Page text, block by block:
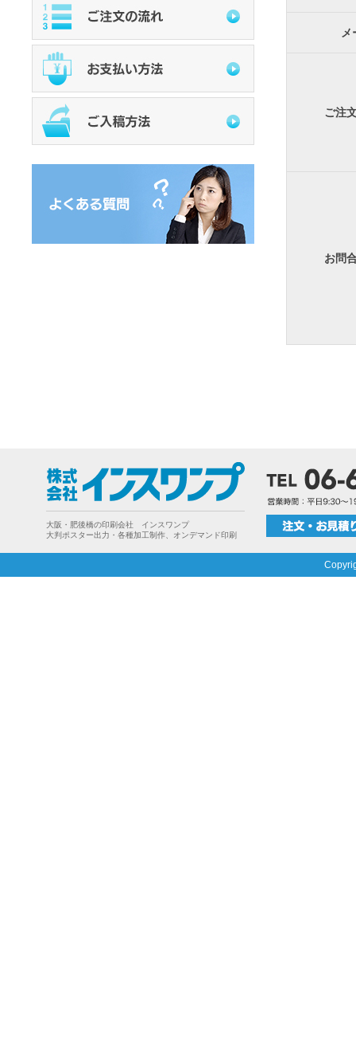
ご注
お問
大阪・肥後橋の印刷会社 インスワンプ
大判ポスター出力・各種加工制作、オンデマンド印刷